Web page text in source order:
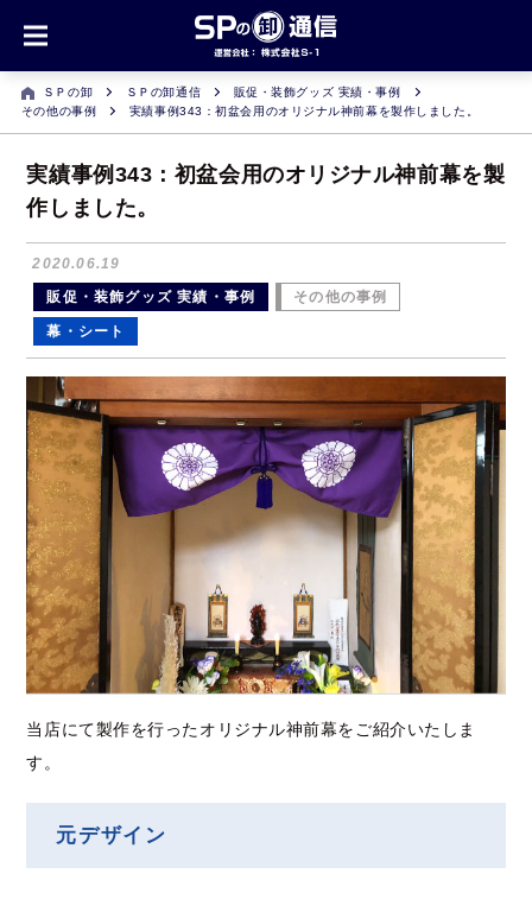
ＳＰの卸 ＳＰの卸通信
販促・装飾グッズ 実績・事例
その他の事例
実績事例343：初盆会用のオリジナル神前幕を製作しました。
実績事例343：初盆会用のオリジナル神前幕を製
作しました。
2020.06.19
販促・装飾グッズ 実績・事例
その他の事例
幕・シート
当店にて製作を行ったオリジナル神前幕をご紹介いたしま
す。
元デザイン